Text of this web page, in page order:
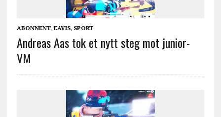
ABONNENT, EAVIS, SPORT
Andreas Aas tok et nytt steg mot junior-
VM